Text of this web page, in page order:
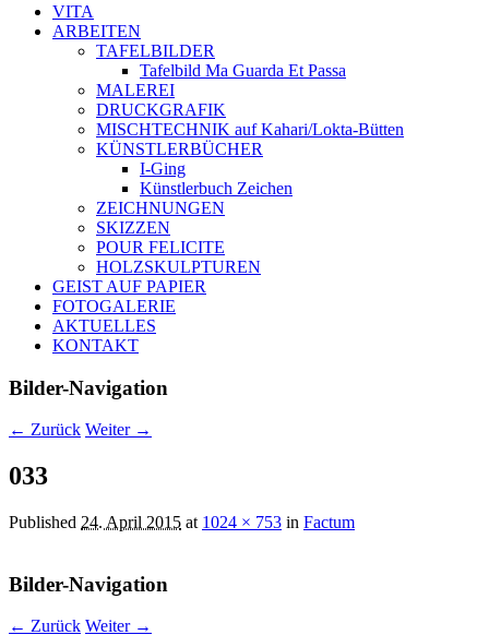
VITA
ARBEITEN
TAFELBILDER
Tafelbild Ma Guarda Et Passa
MALEREI
DRUCKGRAFIK
MISCHTECHNIK auf Kahari/Lokta-Bütten
KÜNSTLERBÜCHER
I-Ging
Künstlerbuch Zeichen
ZEICHNUNGEN
SKIZZEN
POUR FELICITE
HOLZSKULPTUREN
GEIST AUF PAPIER
FOTOGALERIE
AKTUELLES
KONTAKT
Bilder-Navigation
← Zurück Weiter →
033
Published 24. April 2015 at 1024 × 753 in Factum
Bilder-Navigation
← Zurück Weiter →